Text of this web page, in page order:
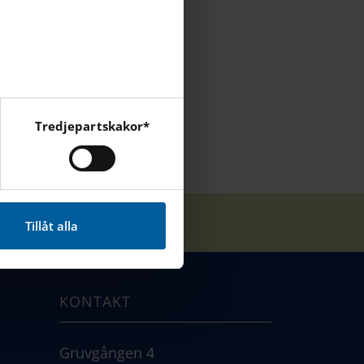
Instagram och
Tredjepartskakor*
Tillåt alla
KONTAKT
Gruvgången 4